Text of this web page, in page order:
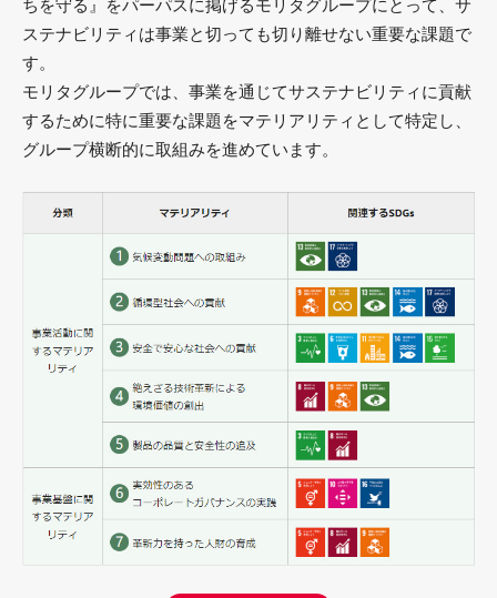
ちを守る』をパーパスに掲げるモリタグループにとって、サ
ステナビリティは事業と切っても切り離せない重要な課題で
す。
モリタグループでは、事業を通じてサステナビリティに貢献
するために特に重要な課題をマテリアリティとして特定し、
グループ横断的に取組みを進めています。